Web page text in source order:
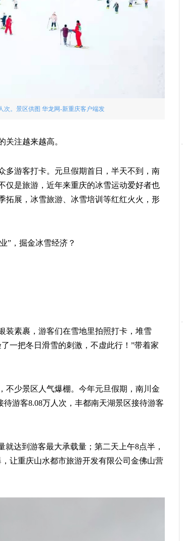
次。景区供图 华龙网-新重庆客户端发
关注越来越高。
多游客打卡。元旦假期首日，半天不到，南
仅是旅游，近年来重庆的冰雪运动爱好者也
拓展，冰雪旅游、冰雪培训等红红火火，形
”，掘金冰雪经济？
装素裹，游客们在雪地里拍照打卡，堆雪
一把冬日滑雪的刺激，不虚此行！”带着家
不少景区人气爆棚。今年元旦假期，南川金
游客8.08万人次，丰都南天湖景区接待游客
就达到游客最大承载量；第二天上午8点半，
让重庆山水都市旅游开发有限公司金佛山营